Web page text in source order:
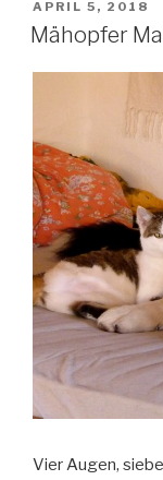
AM
APRIL 5, 2018
Mähopfer
Vier Augen,